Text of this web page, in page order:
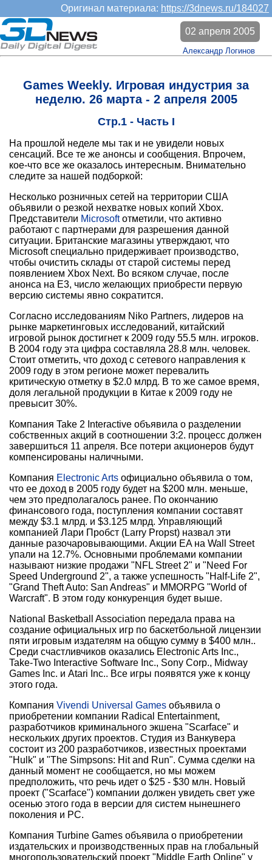
Оригинал материала: https://3dnews.ru/184027
Games Weekly. Игровая индустрия за
неделю. 26 марта - 2 апреля 2005
02 апреля 2005
Александр Логинов
Стр.1 - Часть I
На прошлой неделе мы так и не увидели новых
сенсаций. Все те же анонсы и сообщения. Впрочем,
кое-что все же оказалось интересным. Внимательно
следите за нашей подборкой:
Несколько розничных сетей на территории США
объявили о резкой нехватке новых копий Xbox.
Представители Microsoftотметили, что активно
работают с партнерами для разрешения данной
ситуации. Британские магазины утверждают, что
Microsoft специально придерживает производство,
чтобы очистить склады от старой системы перед
появлением Xbox Next. Во всяком случае, после
анонса на E3, число желающих приобрести первую
версию системы явно сократится.
Согласно исследованиям Niko Partners, лидеров на
рынке маркетинговых исследований, китайский
игровой рынок достигнет к 2009 году 55.5 млн. игроков.
В 2004 году эта цифра составляла 28.8 млн. человек.
Стоит отметить, что доход с сетевого направления к
2009 году в этом регионе может перевалить
критическую отметку в $2.0 млрд. В то же самое время,
доля легальной продукции в Китае к 2009 году не
превысит 30%.
Компания Take 2 Interactive объявила о разделении
собственных акций в соотношении 3:2. процесс должен
завершиться 11 апреля. Все потери акционеров будут
компенсированы наличными.
Компания Electronic Arts официально объявила о том,
что ее доход в 2005 году будет на $200 млн. меньше,
чем это предполагалось ранее. По окончанию
финансового года, поступления компании составят
между $3.1 млрд. и $3.125 млрд. Управляющий
компанией Лари Пробст (Larry Propst) назвал эти
данные разочаровывающими. Акции EA на Wall Street
упали на 12.7%. Основными проблемами компании
называют низкие продажи "NFL Street 2" и "Need For
Speed Underground 2", а также успешность "Half-Life 2",
"Grand Theft Auto: San Andreas" и MMORPG "World of
Warcraft". В этом году конкуренция будет выше.
National Basketball Association передала права на
создание официальных игр по баскетбольной лицензии
пяти игровым издателям на общую сумму в $400 млн..
Среди счастливчиков оказались Electronic Arts Inc.,
Take-Two Interactive Software Inc., Sony Corp., Midway
Games Inc. и Atari Inc.. Все игры появятся уже к концу
этого года.
Компания Vivendi Universal Games объявила о
приобретении компании Radical Entertainment,
разработчиков криминального экшена "Scarface" и
нескольких других проектов. Студия из Ванкувера
состоит из 200 разработчиков, известных проектами
"Hulk" и "The Simpsons: Hit and Run". Сумма сделки на
данный момент не сообщается, но мы можем
предположить, что речь идет о $25 - $30 млн. Новый
проект ("Scarface") компании должен увидеть свет уже
осенью этого года в версии для систем нынешнего
поколения и PC.
Компания Turbine Games объявила о приобретении
издательских и производственных прав на глобальный
многопользовательский проект "Middle Earth Online" у